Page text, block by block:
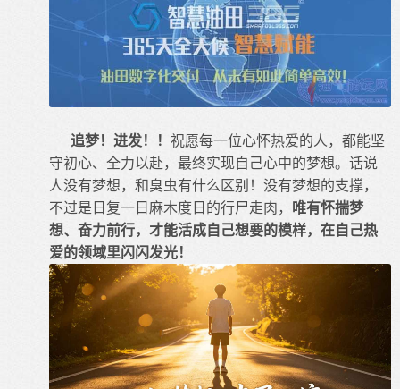
追梦！进发！！ 祝愿每一位心怀热爱的人，都能坚
守初心、全力以赴，最终实现自己心中的梦想。话说
人没有梦想，和臭虫有什么区别！没有梦想的支撑，
不过是日复一日麻木度日的行尸走肉，
唯有怀揣梦
想、奋力前行，才能活成自己想要的模样，在自己热
爱的领域里闪闪发光！